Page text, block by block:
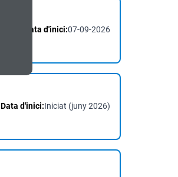
Data d'inici:07-09-2026
Data d'inici:Iniciat (juny 2026)